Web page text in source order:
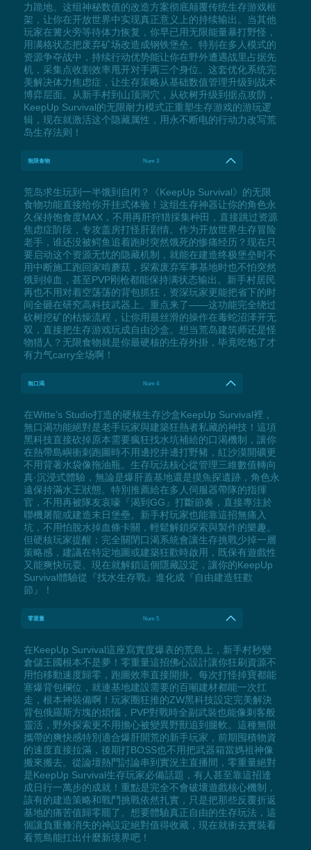
力跪地。这组神秘数值的改造方案彻底颠覆传统生存游戏框
架，让你在开放世界中实现真正意义上的持续输出。当其他
玩家在篝火旁等待体力恢复，你早已用无限能量暴打野怪，
用满格状态把废弃矿场改造成钢铁堡垒。特别在多人模式的
资源争夺战中，持续行动优势能让你在野外遭遇战里占据先
机，采集点收割效率甩开对手两三个身位。这套优化系统完
美解决体力焦虑症，让生存策略从基础数值管理升级到战术
博弈层面。从新手村到山顶洞穴，从砍树升级到据点攻防，
KeepUp Survival的无限耐力模式正重塑生存游戏的游玩逻
辑，现在就激活这个隐藏属性，用永不断电的行动力改写荒
岛生存法则！
無限食物 Num 3
荒岛求生玩到一半饿到自闭？《KeepUp Survival》的无限
食物功能直接给你开挂式体验！这组生存神器让你的角色永
久保持饱食度MAX，不用再肝狩猎採集种田，直接跳过资源
焦虑症阶段，专攻盖房打怪肝剧情。作为开放世界生存冒险
老手，谁还没被鳄鱼追着跑时突然饿死的惨痛经历？现在只
要启动这个资源无忧的隐藏机制，就能在建造终极堡垒时不
用中断施工跑回家啃蘑菇，探索废弃军事基地时也不怕突然
饿到掉血，甚至PVP刚枪都能保持满状态输出。新手村居民
再也不用对着空荡荡的背包抓狂，资深玩家更能把省下的时
间全砸在研究高科技武器上。重点来了——这功能完全绕过
砍树挖矿的枯燥流程，让你用最丝滑的操作在毒蛇沼泽开无
双，直接把生存游戏玩成自由沙盒。想当荒岛建筑师还是怪
物猎人？无限食物就是你最硬核的生存外掛，毕竟吃饱了才
有力气carry全场啊！
無口渴 Num 4
在Witte’s Studio打造的硬核生存沙盒KeepUp Survival裡，
無口渴功能絕對是老手玩家與建築狂熱者私藏的神技！這項
黑科技直接砍掉原本需要瘋狂找水坑補給的口渴機制，讓你
在熱帶島嶼衝刺跑圖時不用邊挖井邊打野豬，紅沙漠開礦更
不用背著水袋像拖油瓶。生存玩法核心從管理三維數值轉向
真·沉浸式體驗，無論是爆肝蓋基地還是摸魚探遺跡，角色永
遠保持滿水王狀態。特別推薦給在多人伺服器帶隊的指揮
官，不用再被隊友哀嚎『渴到GG』打斷節奏，直接專注於
聯機屠龍或建造末日堡壘。新手村玩家也能靠這招無痛入
坑，不用怕脫水掉血條卡關，輕鬆解鎖探索與製作的樂趣。
但硬核玩家提醒：完全關閉口渴系統會讓生存挑戰少掉一層
策略感，建議在特定地圖或建築狂歡時啟用，既保有遊戲性
又能爽快玩耍。現在就解鎖這個隱藏設定，讓你的KeepUp
Survival體驗從『找水生存戰』進化成『自由建造狂歡
節』！
零重量 Num 5
在KeepUp Survival這座寫實度爆表的荒島上，新手村秒變
倉儲王國根本不是夢！零重量這招佛心設計讓你狂刷資源不
用怕移動速度歸零，跑圖效率直接開掛。每次打怪掉寶都能
塞爆背包欄位，就連基地建設需要的百噸建材都能一次扛
走，根本神裝備啊！玩家圈狂推的ZW黑科技設定完美解決
背包俄羅斯方塊的煩惱，PVP對戰時全副武裝也能像刺客般
靈活，野外探索更不用擔心被變異野獸追到腿軟。這種無限
攜帶的爽快感特別適合爆肝開荒的新手玩家，前期囤積物資
的速度直接拉滿，後期打BOSS也不用把武器箱當媽祖神像
搬來搬去。從論壇熱門討論串到實況主直播間，零重量絕對
是KeepUp Survival生存玩家必備話題，有人甚至靠這招達
成日行一萬步的成就！重點是完全不會破壞遊戲核心機制，
該有的建造策略和戰鬥挑戰依然扎實，只是把那些反覆折返
基地的痛苦值歸零罷了。想要體驗真正自由的生存玩法，這
個讓負重條消失的神設定絕對值得收藏，現在就衝去實裝看
看荒島能扛出什麼新境界吧！